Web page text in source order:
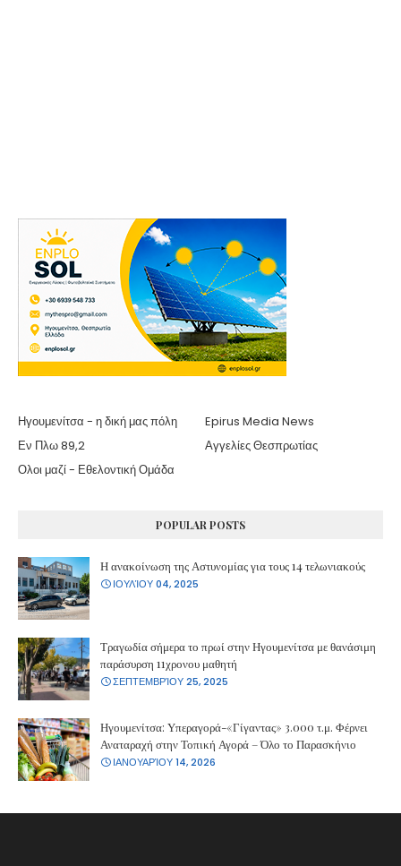
Ηγουμενίτσα - η δική μας πόλη
Epirus Media News
Εν Πλω 89,2
Αγγελίες Θεσπρωτίας
Ολοι μαζί - Εθελοντική Ομάδα
POPULAR POSTS
Η ανακοίνωση της Αστυνομίας για τους 14 τελωνιακούς
ΙΟΥΛΊΟΥ 04, 2025
Τραγωδία σήμερα το πρωί στην Ηγουμενίτσα με θανάσιμη
παράσυρση 11χρονου μαθητή
ΣΕΠΤΕΜΒΡΊΟΥ 25, 2025
Ηγουμενίτσα: Υπεραγορά-«Γίγαντας» 3.000 τ.μ. Φέρνει
Αναταραχή στην Τοπική Αγορά – Όλο το Παρασκήνιο
ΙΑΝΟΥΑΡΊΟΥ 14, 2026